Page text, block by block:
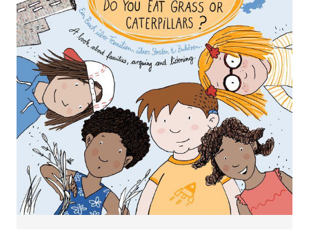
Zur Wunschliste hinzufügen
Ein Buch über Familien, übers Streiten und Zuhören.
VonCai Schmitz-Weicht
Verlag: Viel & Mehr 05.02.2018
Buch 32 Seiten
Hardcover
ISBN: 978-3-